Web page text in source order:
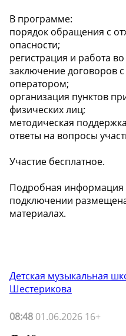
В программе:
порядок обращения с
опасности;
регистрация и работа
заключение договоров
оператором;
организация пунктов
физических лиц;
методическая
ответы на вопросы
Участие бесплатное.
Подробная информация
подключении
материалах.
Детская музыкальная
Шестерикова
08:48 01.06.2026 16+